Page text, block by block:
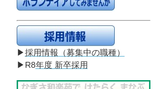
▶採用情報（募集中の職種）
▶R8年度 新卒採用